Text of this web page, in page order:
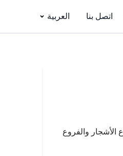
اتصل بنا العربية
الأشجار والفروع